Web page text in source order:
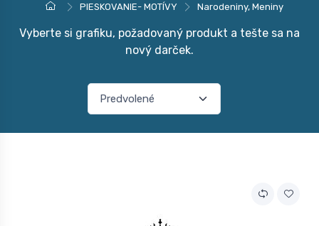
PIESKOVANIE- MOTÍVY Narodeniny, Meniny
Vyberte si grafiku, požadovaný produkt a tešte sa na
nový darček.